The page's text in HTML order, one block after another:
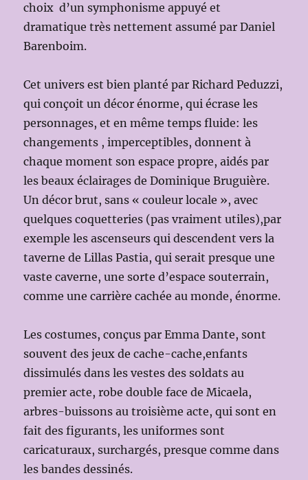
choix d’un symphonisme appuyé et
dramatique très nettement assumé par Daniel
Barenboim.
Cet univers est bien planté par Richard Peduzzi,
qui conçoit un décor énorme, qui écrase les
personnages, et en même temps fluide: les
changements , imperceptibles, donnent à
chaque moment son espace propre, aidés par
les beaux éclairages de Dominique Bruguière.
Un décor brut, sans « couleur locale », avec
quelques coquetteries (pas vraiment utiles),par
exemple les ascenseurs qui descendent vers la
taverne de Lillas Pastia, qui serait presque une
vaste caverne, une sorte d’espace souterrain,
comme une carrière cachée au monde, énorme.
Les costumes, conçus par Emma Dante, sont
souvent des jeux de cache-cache,enfants
dissimulés dans les vestes des soldats au
premier acte, robe double face de Micaela,
arbres-buissons au troisième acte, qui sont en
fait des figurants, les uniformes sont
caricaturaux, surchargés, presque comme dans
les bandes dessinés.